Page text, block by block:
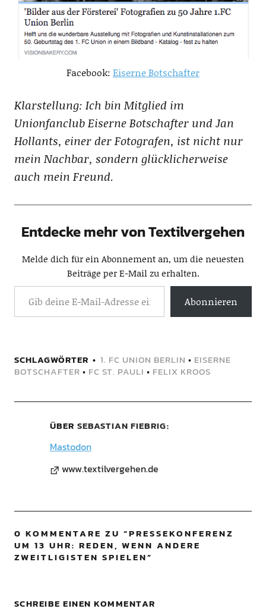
Facebook: Eiserne Botschafter
Klarstellung: Ich bin Mitglied im
Unionfanclub Eiserne Botschafter und Jan
Hollants, einer der Fotografen, ist nicht nur
mein Nachbar, sondern glücklicherweise
auch mein Freund.
Entdecke mehr von Textilvergehen
Melde dich für ein Abonnement an, um die neuesten
Beiträge per E-Mail zu erhalten.
Abonnieren
SCHLAGWÖRTER 1. FC UNION BERLIN • EISERNE
BOTSCHAFTER • FC ST. PAULI • FELIX KROOS
ÜBER SEBASTIAN FIEBRIG
Mastodon
www.textilvergehen.de
0 KOMMENTARE ZU “PRESSEKONFERENZ
UM 13 UHR: REDEN, WENN ANDERE
ZWEITLIGISTEN SPIELEN”
SCHREIBE EINEN KOMMENTAR